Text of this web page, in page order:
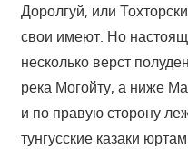
Доролгуй, или
свои имеют. Но
несколько верст
река Могойту, а ниже
и по правую сторону
тунгусские казаки